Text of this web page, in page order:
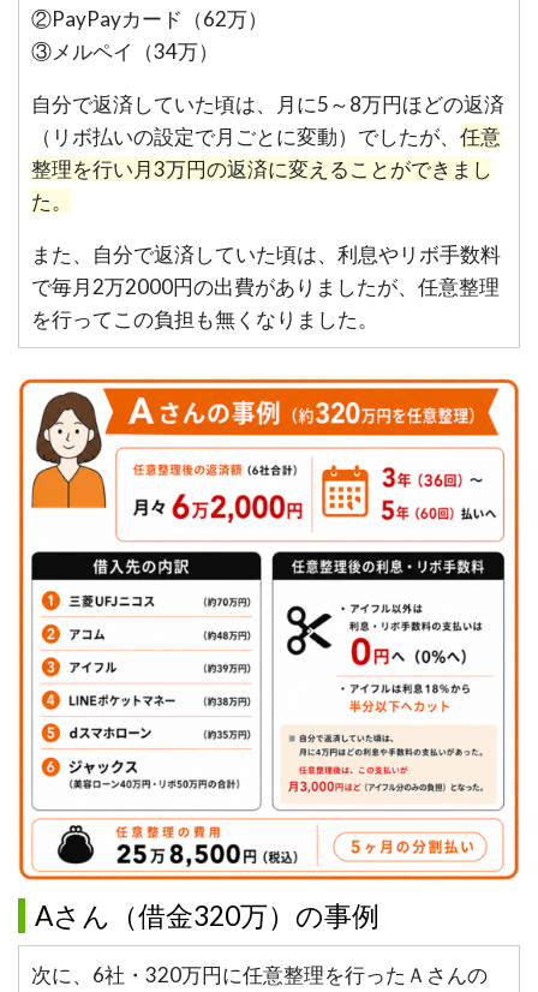
②PayPayカード（62万）
③メルペイ（34万）
自分で返済していた頃は、月に5～8万円ほどの返済
（リボ払いの設定で月ごとに変動）でしたが、 任意
整理を行い月3万円の返済に変えることができまし
た。
また、自分で返済していた頃は、利息やリボ手数料
で毎月2万2000円の出費がありましたが、任意整理
を行ってこの負担も無くなりました。
Aさん（借金320万）の事例
次に、6社・320万円に任意整理を行ったＡさんの